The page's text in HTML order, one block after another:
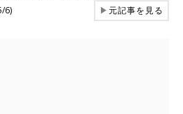
6) ▶元記事を見る